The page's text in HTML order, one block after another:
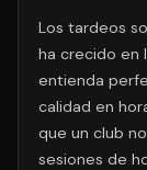
Los tardeos
ha crecido en
entienda
calidad en
que un club
sesiones de